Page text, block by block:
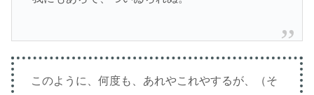
このように、何度も、あれやこれやするが、（そ